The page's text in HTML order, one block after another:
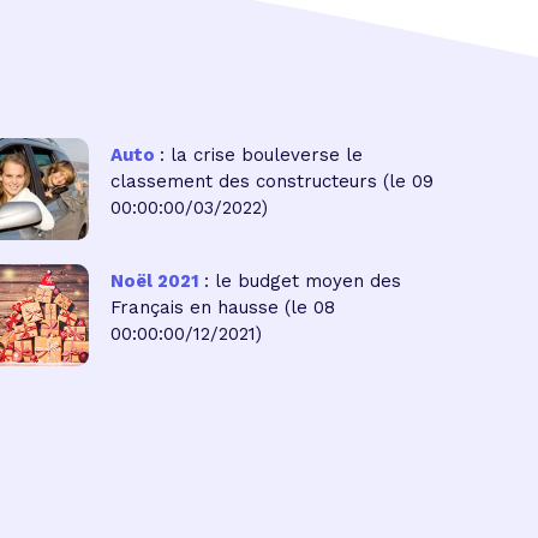
Auto : la crise bouleverse le
classement des constructeurs (le 09
00:00:00/03/2022)
Noël 2021 : le budget moyen des
Français en hausse (le 08
00:00:00/12/2021)